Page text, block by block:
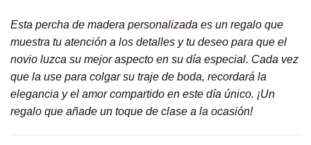
Esta percha de madera personalizada es un regalo que
muestra tu atención a los detalles y tu deseo para que el
novio luzca su mejor aspecto en su día especial. Cada vez
que la use para colgar su traje de boda, recordará la
elegancia y el amor compartido en este día único. ¡Un
regalo que añade un toque de clase a la ocasión!